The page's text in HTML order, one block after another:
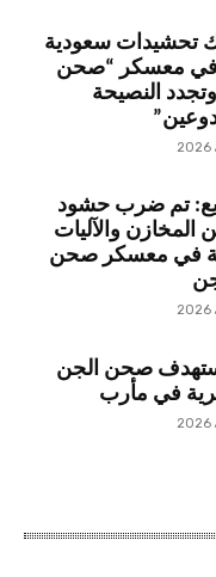
تحشيدات سعودية
في معسكر “صحن
النصيحة
تم ضرب حشود
المخازن والآليات
في معسكر صحن
صحن الجن
في مأرب